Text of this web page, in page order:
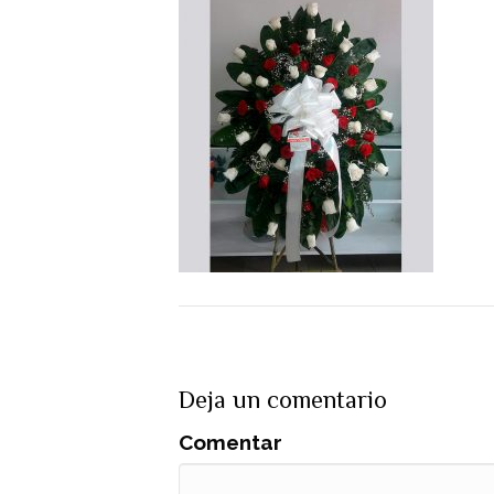
Deja un comentario
Comentar